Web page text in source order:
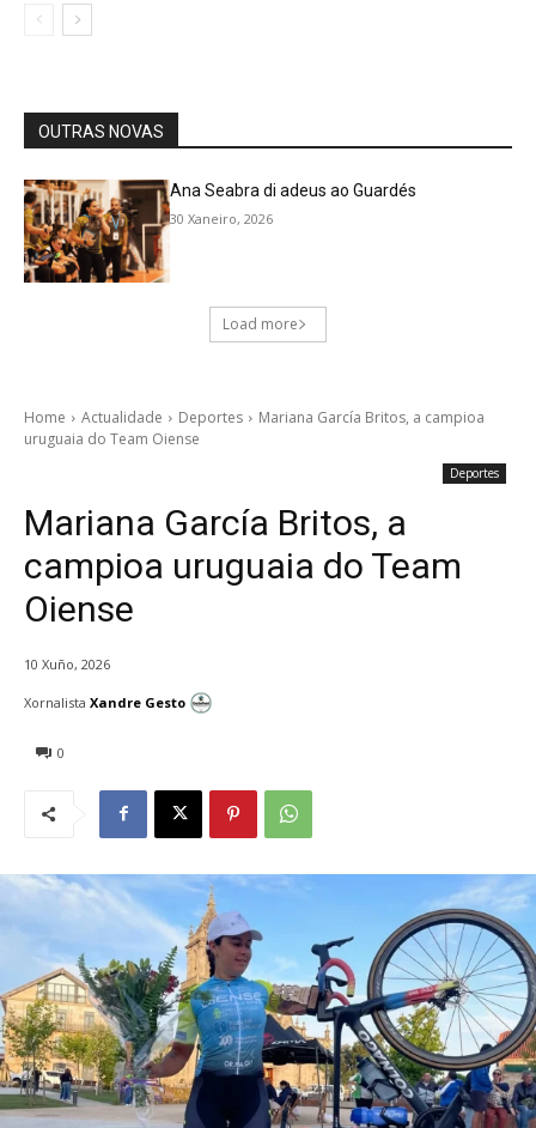
OUTRAS NOVAS
Ana Seabra di adeus ao Guardés
30 Xaneiro, 2026
Load more